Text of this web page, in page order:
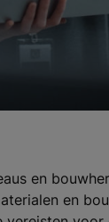
en
en